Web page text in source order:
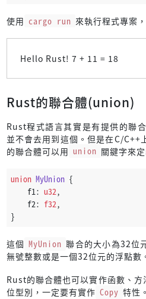
使用 cargo run 來執行程式專案
Hello Rust! 7 + 11 = 18
Rust的聯合體(union)
Rust程式語言其實是有提供的聯
並不會去用到這個。但是在C/C++
的聯合體可以用 union 關鍵字來
union MyUnion {
    f1:
u32,
    f2:
f32,
}
這個 MyUnion 聯合的大小為32位
無號整數或是一個32位元的浮點數
Rust的聯合體也可以實作函數、
位型別，一定要有實作 Copy 特性。